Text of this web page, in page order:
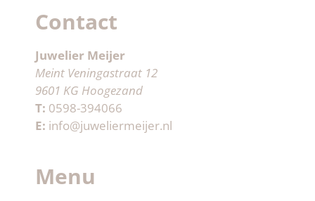
Contact
Juwelier Meijer
Meint Veningastraat 12
9601 KG Hoogezand
T: 0598-394066
E: info@juweliermeijer.nl
Menu